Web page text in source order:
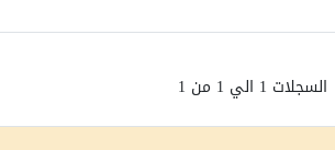
السجلات 1 الي 1 من 1